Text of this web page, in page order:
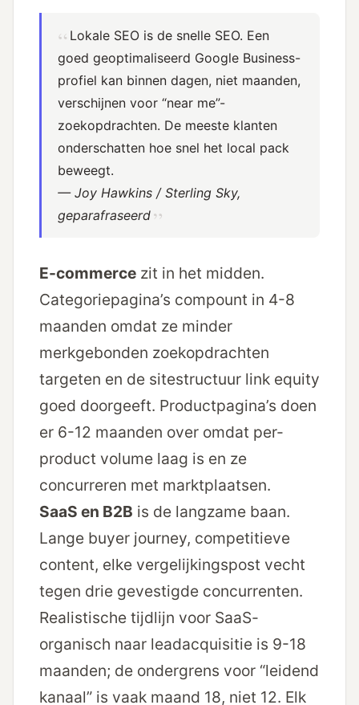
Lokale SEO is de snelle SEO. Een
goed geoptimaliseerd Google Business-
profiel kan binnen dagen, niet maanden,
verschijnen voor “near me”-
zoekopdrachten. De meeste klanten
onderschatten hoe snel het local pack
beweegt.
— Joy Hawkins / Sterling Sky,
geparafraseerd
E-commerce zit in het midden.
Categoriepagina’s compount in 4-8
maanden omdat ze minder
merkgebonden zoekopdrachten
targeten en de sitestructuur link equity
goed doorgeeft. Product­pagina’s doen
er 6-12 maanden over omdat per-
product volume laag is en ze
concurreren met marktplaatsen.
SaaS en B2B is de langzame baan.
Lange buyer journey, competitieve
content, elke vergelijkingspost vecht
tegen drie gevestigde concurrenten.
Realistische tijdlijn voor SaaS-
organisch naar lead­acquisitie is 9-18
maanden; de ondergrens voor “leidend
kanaal” is vaak maand 18, niet 12. Elk